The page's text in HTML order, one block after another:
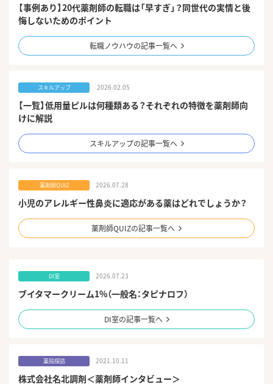
【事例あり】20代薬剤師の転職は「早すぎ」？同世代の実情と後
悔しないためのポイント
転職ノウハウの記事一覧へ
スキルアップ 2026.02.05
【一覧】低用量ピルは何種類ある？それぞれの特徴を薬剤師向
けに解説
スキルアップの記事一覧へ
薬剤師QUIZ 2026.07.28
小児のアレルギー性鼻炎に適応がある薬はどれでしょうか？
薬剤師QUIZの記事一覧へ
DI室 2026.07.23
ブイタマークリーム1%（一般名：タピナロフ）
DI室の記事一覧へ
薬局探訪 2021.10.11
株式会社名北調剤＜薬剤師インタビュー＞